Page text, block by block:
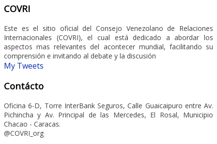
COVRI
Este es el sitio oficial del Consejo Venezolano de Relaciones
Internacionales (COVRI), el cual está dedicado a abordar los
aspectos mas relevantes del acontecer mundial, facilitando su
comprensión e invitando al debate y la discusión
My Tweets
Contácto
Oficina 6-D, Torre InterBank Seguros, Calle Guaicaipuro entre Av.
Pichincha y Av. Principal de las Mercedes, El Rosal, Municipio
Chacao - Caracas.
@COVRI_org